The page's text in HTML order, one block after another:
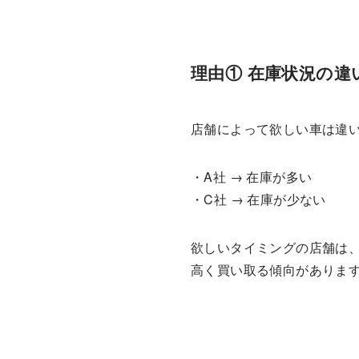
理由① 在庫状況の違
店舗によって欲しい車は違い
・A社 → 在庫が多い
・C社 → 在庫が少ない
欲しいタイミングの店舗は、
高く買い取る傾向があります